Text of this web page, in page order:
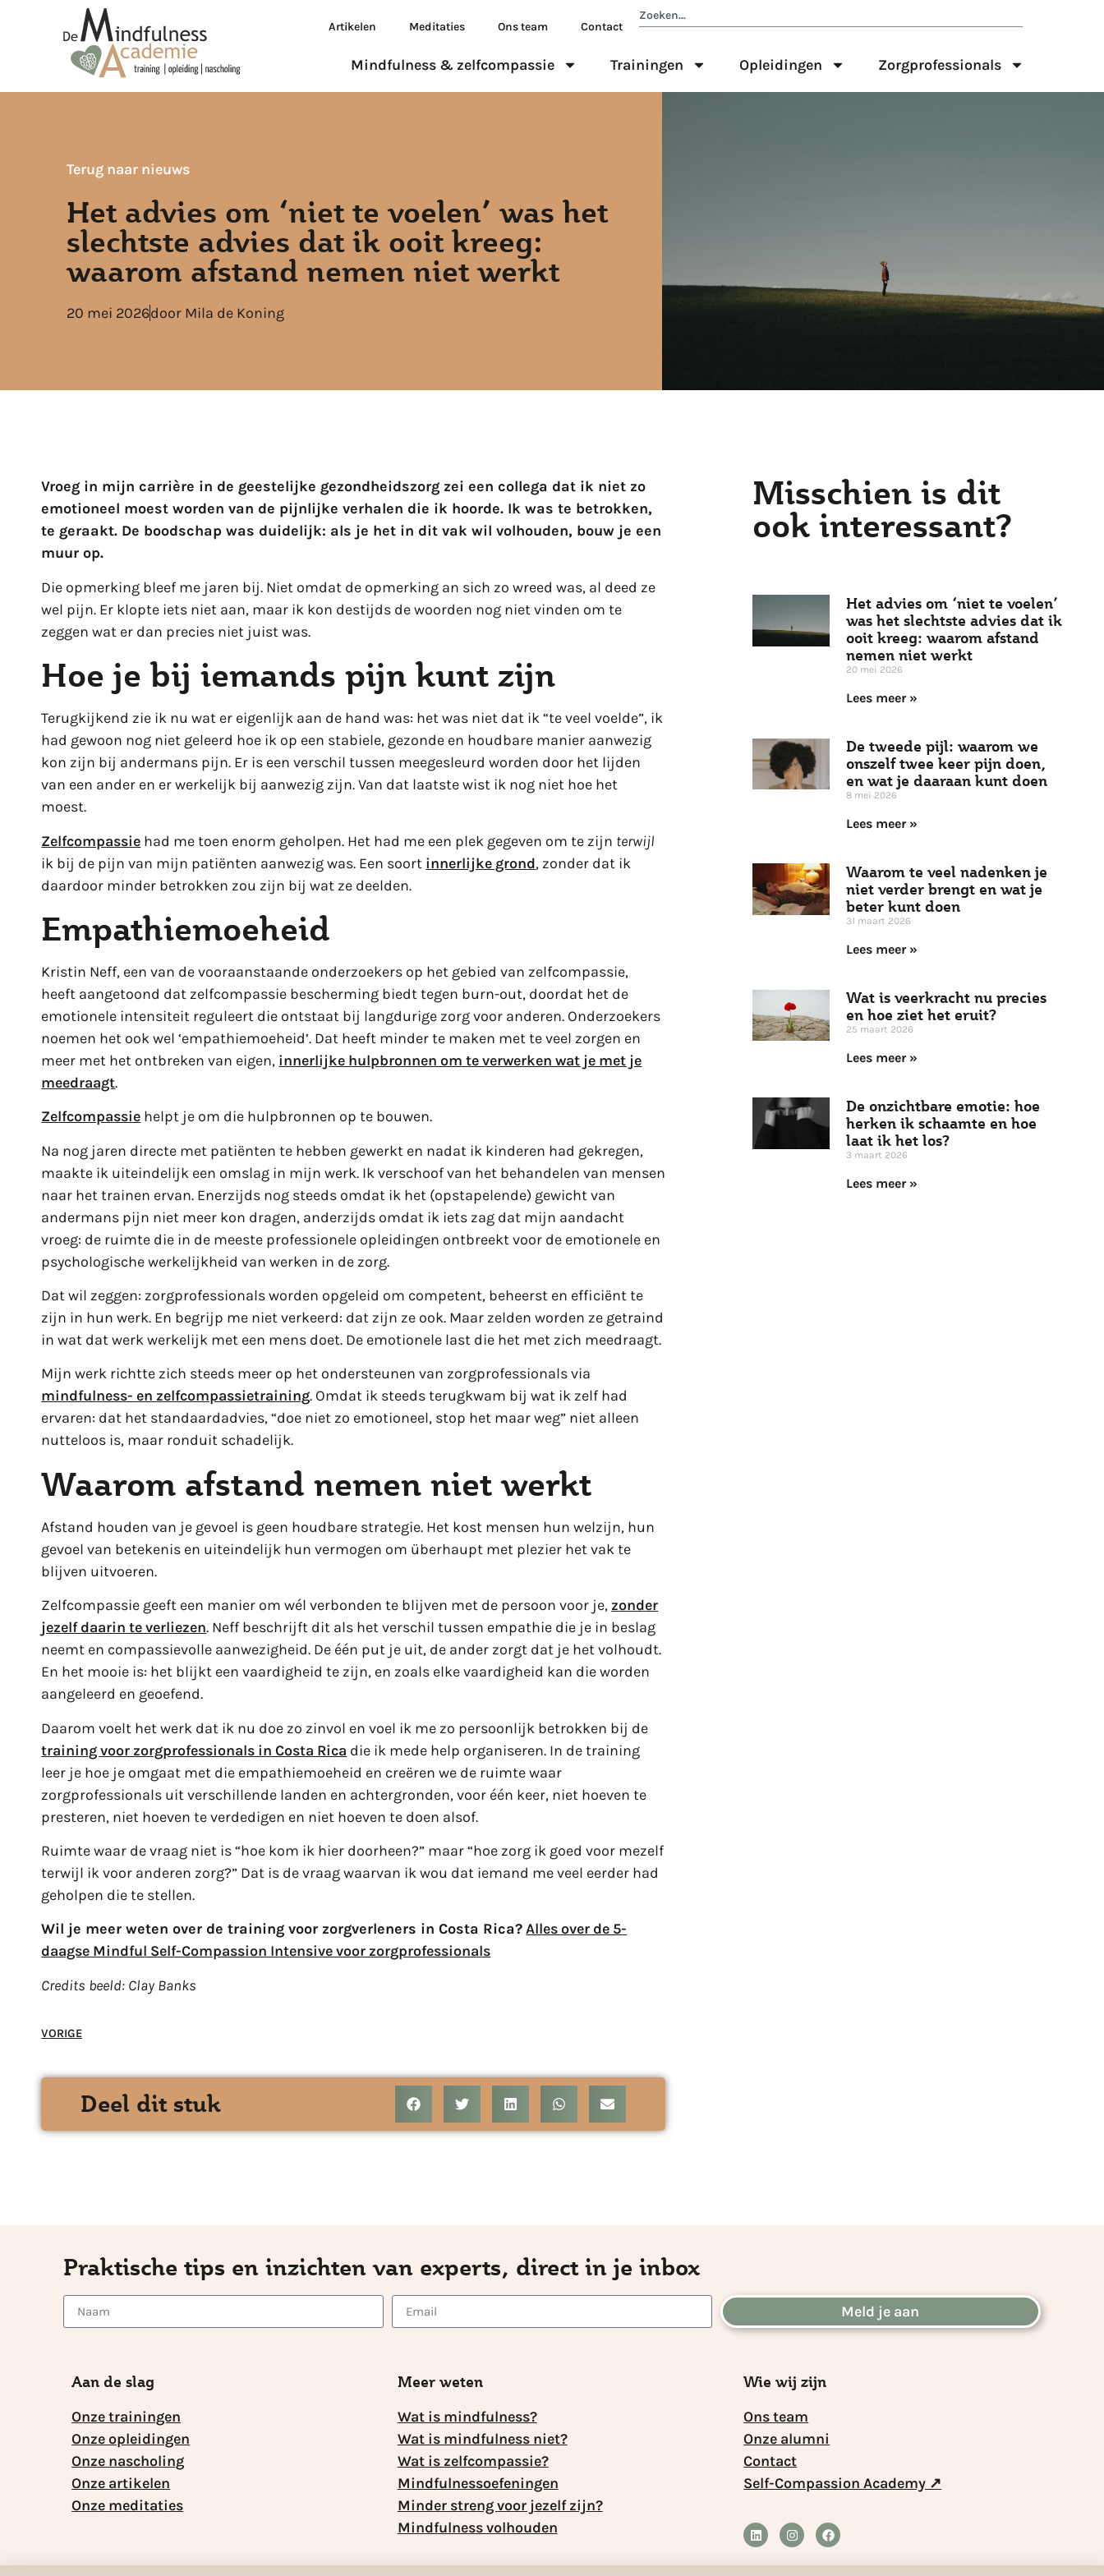
Artikelen Meditaties Ons team Contact
Mindfulness & zelfcompassie Trainingen Opleidingen Zorgprofessionals
Terug naar nieuws
Het advies om ‘niet te voelen’ was het
slechtste advies dat ik ooit kreeg:
waarom afstand nemen niet werkt
20 mei 2026doorMila de Koning
Vroeg in mijn carrière in de geestelijke gezondheidszorg zei een collega dat ik niet zo
emotioneel moest worden van de pijnlijke verhalen die ik hoorde. Ik was te betrokken,
te geraakt. De boodschap was duidelijk: als je het in dit vak wil volhouden, bouw je een
muur op.
Die opmerking bleef me jaren bij. Niet omdat de opmerking an sich zo wreed was, al deed ze
wel pijn. Er klopte iets niet aan, maar ik kon destijds de woorden nog niet vinden om te
zeggen wat er dan precies niet juist was.
Hoe je bij iemands pijn kunt zijn
Terugkijkend zie ik nu wat er eigenlijk aan de hand was: het was niet dat ik “te veel voelde”, ik
had gewoon nog niet geleerd hoe ik op een stabiele, gezonde en houdbare manier aanwezig
kon zijn bij andermans pijn. Er is een verschil tussen meegesleurd worden door het lijden
van een ander en er werkelijk bij aanwezig zijn. Van dat laatste wist ik nog niet hoe het
moest.
Zelfcompassie had me toen enorm geholpen. Het had me een plek gegeven om te zijn terwijl
ik bij de pijn van mijn patiënten aanwezig was. Een soort innerlijke grond, zonder dat ik
daardoor minder betrokken zou zijn bij wat ze deelden.
Empathiemoeheid
Kristin Neff, een van de vooraanstaande onderzoekers op het gebied van zelfcompassie,
heeft aangetoond dat zelfcompassie bescherming biedt tegen burn-out, doordat het de
emotionele intensiteit reguleert die ontstaat bij langdurige zorg voor anderen. Onderzoekers
noemen het ook wel ‘empathiemoeheid’. Dat heeft minder te maken met te veel zorgen en
meer met het ontbreken van eigen, innerlijke hulpbronnen om te verwerken wat je met je
meedraagt.
Zelfcompassie helpt je om die hulpbronnen op te bouwen.
Na nog jaren directe met patiënten te hebben gewerkt en nadat ik kinderen had gekregen,
maakte ik uiteindelijk een omslag in mijn werk. Ik verschoof van het behandelen van mensen
naar het trainen ervan. Enerzijds nog steeds omdat ik het (opstapelende) gewicht van
andermans pijn niet meer kon dragen, anderzijds omdat ik iets zag dat mijn aandacht
vroeg: de ruimte die in de meeste professionele opleidingen ontbreekt voor de emotionele en
psychologische werkelijkheid van werken in de zorg.
Dat wil zeggen: zorgprofessionals worden opgeleid om competent, beheerst en efficiënt te
zijn in hun werk. En begrijp me niet verkeerd: dat zijn ze ook. Maar zelden worden ze getraind
in wat dat werk werkelijk met een mens doet. De emotionele last die het met zich meedraagt.
Mijn werk richtte zich steeds meer op het ondersteunen van zorgprofessionals via
mindfulness- en zelfcompassietraining. Omdat ik steeds terugkwam bij wat ik zelf had
ervaren: dat het standaardadvies, “doe niet zo emotioneel, stop het maar weg” niet alleen
nutteloos is, maar ronduit schadelijk.
Waarom afstand nemen niet werkt
Afstand houden van je gevoel is geen houdbare strategie. Het kost mensen hun welzijn, hun
gevoel van betekenis en uiteindelijk hun vermogen om überhaupt met plezier het vak te
blijven uitvoeren.
Zelfcompassie geeft een manier om wél verbonden te blijven met de persoon voor je, zonder
jezelf daarin te verliezen. Neff beschrijft dit als het verschil tussen empathie die je in beslag
neemt en compassievolle aanwezigheid. De één put je uit, de ander zorgt dat je het volhoudt.
En het mooie is: het blijkt een vaardigheid te zijn, en zoals elke vaardigheid kan die worden
aangeleerd en geoefend.
Daarom voelt het werk dat ik nu doe zo zinvol en voel ik me zo persoonlijk betrokken bij de
training voor zorgprofessionals in Costa Rica die ik mede help organiseren. In de training
leer je hoe je omgaat met die empathiemoeheid en creëren we de ruimte waar
zorgprofessionals uit verschillende landen en achtergronden, voor één keer, niet hoeven te
presteren, niet hoeven te verdedigen en niet hoeven te doen alsof.
Ruimte waar de vraag niet is “hoe kom ik hier doorheen?” maar “hoe zorg ik goed voor mezelf
terwijl ik voor anderen zorg?” Dat is de vraag waarvan ik wou dat iemand me veel eerder had
geholpen die te stellen.
Wil je meer weten over de training voor zorgverleners in Costa Rica?Alles over de 5-
daagse Mindful Self-Compassion Intensive voor zorgprofessionals
Credits beeld: Clay Banks
VORIGE
Deel dit stuk
Misschien is dit
ook interessant?
Het advies om ‘niet te voelen’
was het slechtste advies dat ik
ooit kreeg: waarom afstand
nemen niet werkt
20 mei 2026
Lees meer »
De tweede pijl: waarom we
onszelf twee keer pijn doen,
en wat je daaraan kunt doen
8 mei 2026
Lees meer »
Waarom te veel nadenken je
niet verder brengt en wat je
beter kunt doen
31 maart 2026
Lees meer »
Wat is veerkracht nu precies
en hoe ziet het eruit?
25 maart 2026
Lees meer »
De onzichtbare emotie: hoe
herken ik schaamte en hoe
laat ik het los?
3 maart 2026
Lees meer »
Praktische tips en inzichten van experts, direct in je inbox
Meld je aan
Aan de slag
Onze trainingen
Onze opleidingen
Onze nascholing
Onze artikelen
Onze meditaties
Meer weten
Wat is mindfulness?
Wat is mindfulness niet?
Wat is zelfcompassie?
Mindfulnessoefeningen
Minder streng voor jezelf zijn?
Mindfulness volhouden
Wie wij zijn
Ons team
Onze alumni
Contact
Self-Compassion Academy ↗